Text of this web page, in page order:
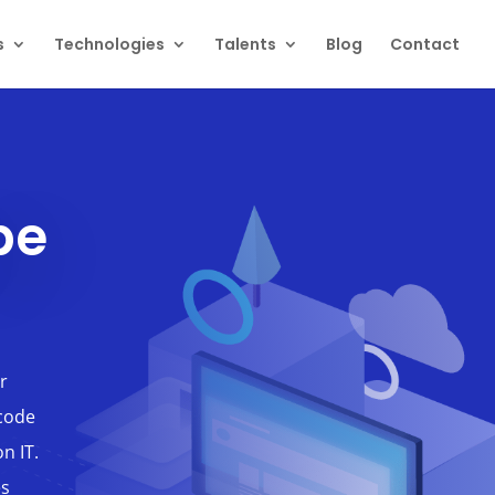
Technologies Talents Blog Contact
IT.